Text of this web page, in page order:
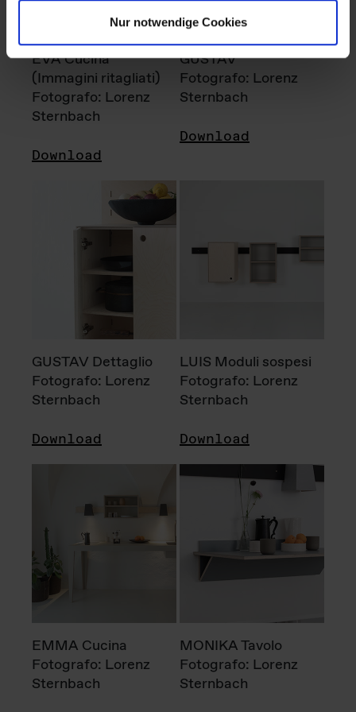
Nur notwendige Cookies
EVA Cucina
(Immagini ritagliati)
Fotografo: Lorenz
Sternbach
Download
GUSTAV
Fotografo: Lorenz
Sternbach
Download
GUSTAV Dettaglio
Fotografo: Lorenz
Sternbach
Download
LUIS Moduli sospesi
Fotografo: Lorenz
Sternbach
Download
EMMA Cucina
Fotografo: Lorenz
Sternbach
MONIKA Tavolo
Fotografo: Lorenz
Sternbach